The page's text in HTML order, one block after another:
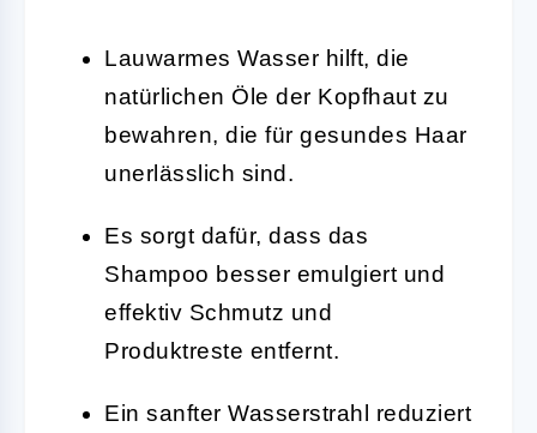
Lauwarmes Wasser hilft, die
natürlichen Öle der Kopfhaut zu
bewahren, die für gesundes Haar
unerlässlich sind.
Es sorgt dafür, dass das
Shampoo besser emulgiert und
effektiv Schmutz und
Produktreste entfernt.
Ein sanfter Wasserstrahl reduziert